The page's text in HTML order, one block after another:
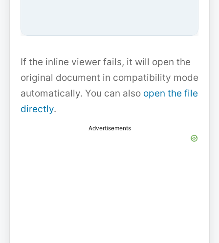
If the inline viewer fails, it will open the
original document in compatibility mode
automatically. You can also open the file
directly.
Advertisements